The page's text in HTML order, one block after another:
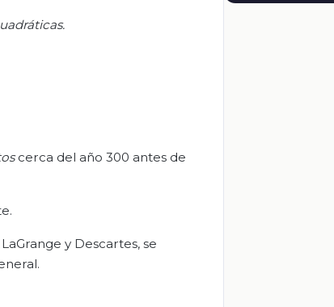
cerca del año 300 antes de
y Descartes, se